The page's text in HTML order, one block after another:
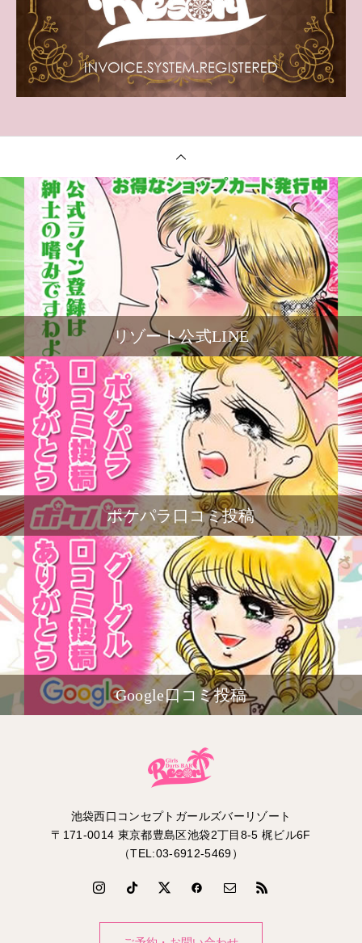
リゾート公式LINE
ポケパラ口コミ投稿
Google口コミ投稿
池袋西口コンセプトガールズバーリゾート
〒171-0014 東京都豊島区池袋2丁目8-5 梶ビル6F
（TEL:03-6912-5469）